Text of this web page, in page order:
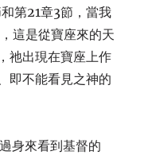
第21章3節，當我
這是從寶座來的天
祂出現在寶座上作
即不能看見之神的
身來看到基督的